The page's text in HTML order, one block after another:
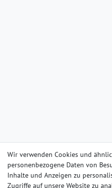
Wir verwenden Cookies und
personenbezogene Daten von
Inhalte und Anzeigen zu
Zugriffe auf unsere Website zu